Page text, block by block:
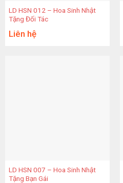
LD HSN 012 – Hoa Sinh Nhật
Tặng Đối Tác
Liên hệ
LD HSN 007 – Hoa Sinh Nhật
Tặng Bạn Gái